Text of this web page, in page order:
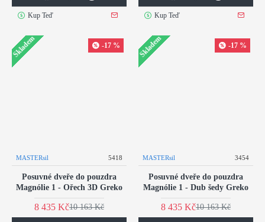
Kup Teď Kup Teď
Skladem -17 %
MASTERsil 5418
Posuvné dveře do pouzdra
Magnólie 1 - Ořech 3D Greko
8 435 Kč10 163 Kč
Skladem -17 %
MASTERsil 3454
Posuvné dveře do pouzdra
Magnólie 1 - Dub šedy Greko
8 435 Kč10 163 Kč